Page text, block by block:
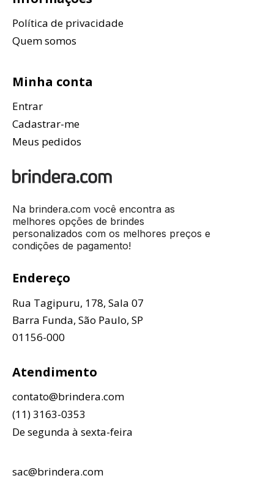
Política de privacidade
Quem somos
Minha conta
Entrar
Cadastrar-me
Meus pedidos
Na brindera.com você encontra as
melhores opções de brindes
personalizados com os melhores preços e
condições de pagamento!
Endereço
Rua Tagipuru, 178, Sala 07
Barra Funda, São Paulo, SP
01156-000
Atendimento
contato@brindera.com
(11) 3163-0353
De segunda à sexta-feira
sac@brindera.com